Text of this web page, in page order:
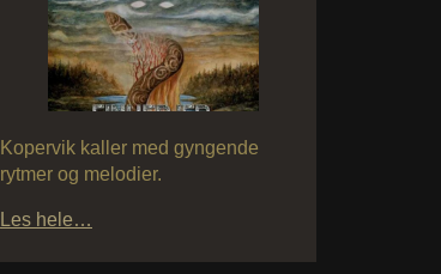
Kopervik kaller med gyngende
rytmer og melodier.
Les hele…